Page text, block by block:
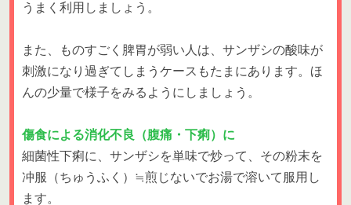
うまく利用しましょう。
また、ものすごく脾胃が弱い人は、サンザシの酸味が
刺激になり過ぎてしまうケースもたまにあります。ほ
んの少量で様子をみるようにしましょう。
傷食による消化不良（腹痛・下痢）に
細菌性下痢に、サンザシを単味で炒って、その粉末を
冲服（ちゅうふく）≒煎じないでお湯で溶いて服用し
ます。